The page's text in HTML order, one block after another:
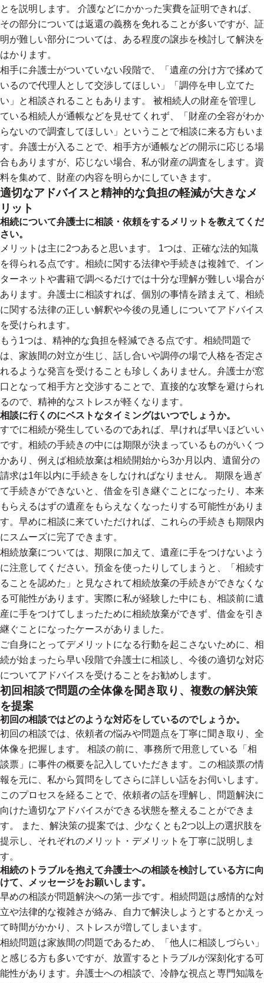
とを説明します。 介護などにかかった実費を証明できれば、
その部分については返還の義務を免れることが多いですが、証
明が難しい部分については、ある程度の譲歩を検討して解決を
はかります。
相手に弁護士がついていない段階で、「遺産の分け方で揉めて
いるので代理人として交渉してほしい」「調停を申し立てた
い」と相談されることもあります。 被相続人の財産を管理し
ている相続人が通帳などを見せてくれず、「財産の全容がわか
らないので調査してほしい」ということで相談に来る方もいま
す。弁護士が入ることで、相手方が通帳などの開示に応じる場
合もありますが、応じない場合、私が財産の調査をします。資
料を集めて、財産の内容を明らかにしていきます。
適切なアドバイスと精神的な負担の軽減が大きなメ
リット
相続について弁護士に相談・依頼をするメリットを教えてくだ
さい。
メリットは主に2つあると思います。 1つは、正確な法的知識
を得られる点です。相続に関する法律や手続きは複雑で、イン
ターネットや書籍で調べるだけでは十分な理解が難しい場合が
あります。弁護士に相談すれば、個別の事情を踏まえて、相続
に関する法律の正しい解釈や今後の見通しについてアドバイス
を受けられます。
もう1つは、精神的な負担を軽減できる点です。相続問題で
は、家族間の対立が生じ、話し合いや調停の場で人格を否定さ
れるような発言を受けることも珍しくありません。弁護士が窓
口となって相手方と交渉することで、直接的な攻撃を避けられ
るので、精神的なストレスが軽くなります。
相談に行くのにベストなタイミングはいつでしょうか。
すでに相続が発生しているのであれば、早ければ早いほどいい
です。相続の手続きの中には期限が決まっているものがいくつ
かあり、例えば相続放棄は相続開始から3か月以内、遺留分の
請求は1年以内に手続きをしなければなりません。 期限を過ぎ
て手続きができないと、借金を引き継ぐことになったり、本来
もらえるはずの遺産をもらえなくなったりする可能性がありま
す。早めに相談に来ていただければ、これらの手続きも期限内
にスムーズに完了できます。
相続放棄については、期限に加えて、遺産に手をつけないよう
に注意してください。預金を使ったりしてしまうと、「相続す
ることを認めた」と見なされて相続放棄の手続きができなくな
る可能性があります。実際に私が経験した中にも、相談前に遺
産に手をつけてしまったために相続放棄ができず、借金を引き
継ぐことになったケースがありました。
ご自身にとってデメリットになる行動を起こさないために、相
続が始まったら早い段階で弁護士に相談し、今後の適切な対応
についてアドバイスを受けることをお勧めします。
初回相談で問題の全体像を聞き取り、複数の解決策
を提案
初回の相談ではどのような対応をしているのでしょうか。
初回の相談では、依頼者の悩みや問題点を丁寧に聞き取り、全
体像を把握します。 相談の前に、事務所で用意している「相
談票」に事件の概要を記入していただきます。この相談票の情
報を元に、私から質問をしてさらに詳しい話をお伺いします。
このプロセスを経ることで、依頼者の話を理解し、問題解決に
向けた適切なアドバイスができる状態を整えることができま
す。 また、解決策の提案では、少なくとも2つ以上の選択肢を
提示し、それぞれのメリット・デメリットを丁寧に説明しま
す。
相続のトラブルを抱えて弁護士への相談を検討している方に向
けて、メッセージをお願いします。
早めの相談が問題解決への第一歩です。相続問題は感情的な対
立や法律的な複雑さが絡み、自力で解決しようとするとかえっ
て時間がかかり、ストレスが増してしまいます。
相続問題は家族間の問題であるため、「他人に相談しづらい」
と感じる方も多いですが、放置するとトラブルが深刻化する可
能性があります。弁護士への相談で、冷静な視点と専門知識を